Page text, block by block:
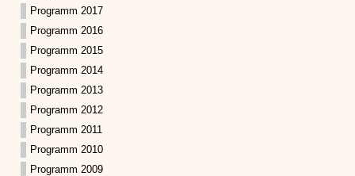
Programm 2017
Programm 2016
Programm 2015
Programm 2014
Programm 2013
Programm 2012
Programm 2011
Programm 2010
Programm 2009